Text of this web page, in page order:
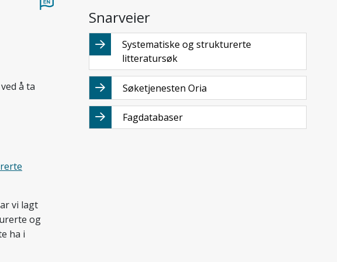
å ta
vi lagt
og
ha i
Snarveier
Systematiske og strukturerte
litteratursøk
Søketjenesten Oria
Fagdatabaser